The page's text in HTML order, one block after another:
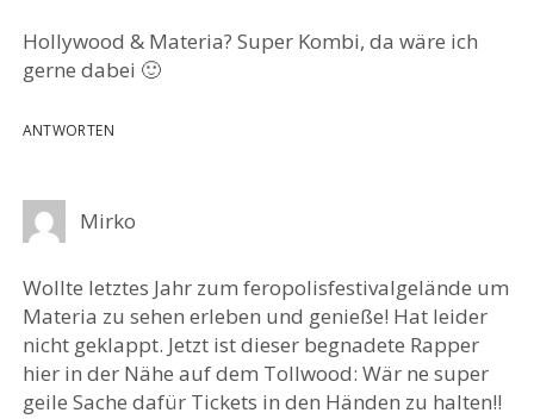
Hollywood & Materia? Super Kombi, da wäre ich
gerne dabei 🙂
ANTWORTEN
Mirko
Wollte letztes Jahr zum feropolisfestivalgelände um
Materia zu sehen erleben und genieße! Hat leider
nicht geklappt. Jetzt ist dieser begnadete Rapper
hier in der Nähe auf dem Tollwood: Wär ne super
geile Sache dafür Tickets in den Händen zu halten!!